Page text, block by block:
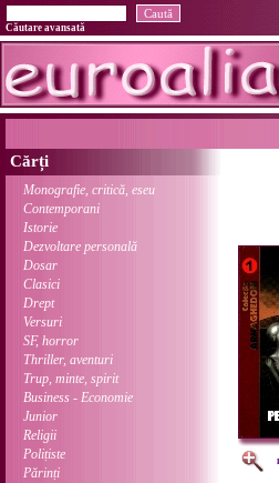
Căutare avansată
Cărți
Monografie, critică, eseu
Contemporani
Istorie
Dezvoltare personală
Dosar
Clasici
Drept
Versuri
SF, horror
Thriller, aventuri
Trup, minte, spirit
Business - Economie
Junior
Religii
Polițiste
Părinți